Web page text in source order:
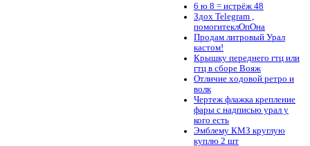
6 ю 8 = истрёж 48
Здох Telegram ,
помогитеклОпОна
Продам литровый Урал
кастом!
Крышку переднего гтц или
гтц в сборе Вояж
Отличие ходовой ретро и
волк
Чертеж флажка крепление
фары с надписью урал у
кого есть
Эмблему КМЗ круглую
куплю 2 шт